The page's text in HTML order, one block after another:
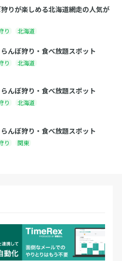
りが楽しめる北海道網走の人気が
り 北海道
んぼ狩り・食べ放題スポット
り 北海道
んぼ狩り・食べ放題スポット
り 北海道
んぼ狩り・食べ放題スポット
り 関東